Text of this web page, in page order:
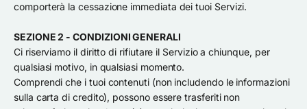
comporterà la cessazione immediata dei tuoi Servizi.
SEZIONE 2 - CONDIZIONI GENERALI
Ci riserviamo il diritto di rifiutare il Servizio a chiunque, per
qualsiasi motivo, in qualsiasi momento.
Comprendi che i tuoi contenuti (non includendo le informazioni
sulla carta di credito), possono essere trasferiti non